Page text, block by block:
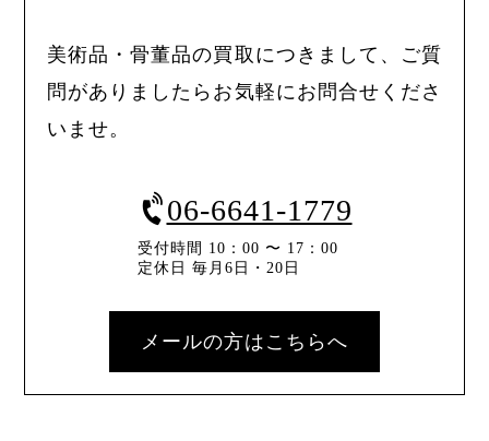
美術品・骨董品の買取につきまして、ご質
問がありましたらお気軽にお問合せくださ
いませ。
06-6641-1779
受付時間 10：00 〜 17：00
定休日 毎月6日・20日
メールの方はこちらへ